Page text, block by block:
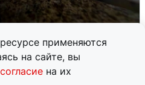
применяются
на сайте, вы
согласие на их
области завыли